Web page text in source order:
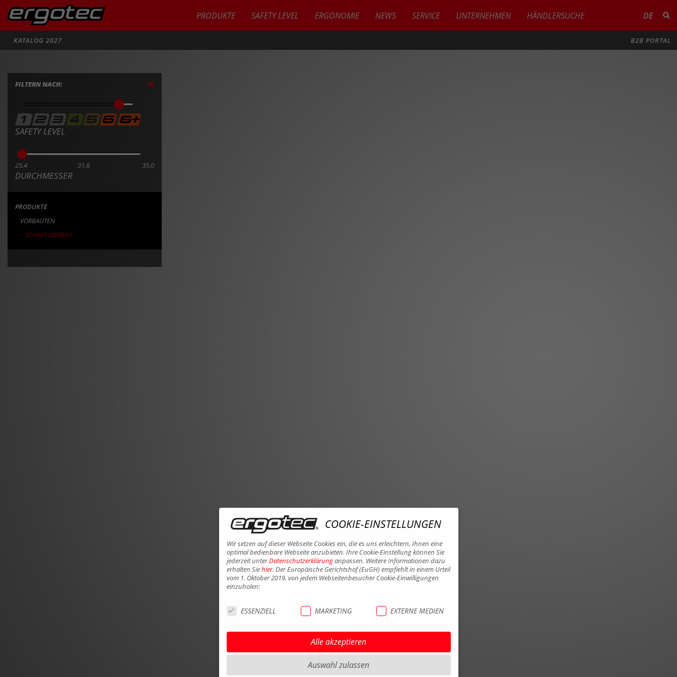
PRODUKTE SAFETY LEVEL ERGONOMIE NEWS SERVICE UNTERNEHMEN HÄNDLERSUCHE DE
KATALOG 2027 B2B PORTAL
FILTERN NACH:
SAFETY LEVEL
25,4 31,8 35,0
DURCHMESSER
PRODUKTE
VORBAUTEN
SCHAFT VORBAU
COOKIE-EINSTELLUNGEN
Wir setzen auf dieser Webseite Cookies ein, die es uns erleichtern, Ihnen eine
optimal bedienbare Webseite anzubieten. Ihre Cookie-Einstellung können Sie
jederzeit unterDatenschutzerklärunganpassen. Weitere Informationen dazu
erhalten Siehier. Der Europäische Gerichtshof (EuGH) empfiehlt in einem Urteil
vom 1. Oktober 2019, von jedem Webseitenbesucher Cookie-Einwilligungen
einzuholen:
ESSENZIELL MARKETING EXTERNE MEDIEN
Alle akzeptieren
Auswahl zulassen